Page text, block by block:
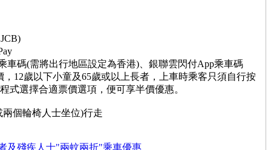
車碼(需將出行地區設定為香港)、銀聯雲閃付App乘車碼
12歲以下小童及65歲或以上長者，上車時乘客只須自行按
式選擇合適票價選項，便可享半價優惠。
個輪椅人士坐位)行走
及殘疾人士"兩蚊兩折"乘車優惠